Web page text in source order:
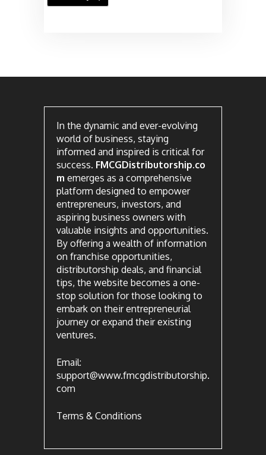
In the dynamic and ever-evolving
world of business, staying
informed and inspired is critical for
success. FMCGDistributorship.co
m emerges as a comprehensive
platform designed to empower
entrepreneurs, investors, and
aspiring business owners with
valuable insights and opportunities.
By offering a wealth of information
on franchise opportunities,
distributorship deals, and financial
tips, the website becomes a one-
stop solution for those looking to
embark on their entrepreneurial
journey or expand their existing
ventures.
Email:
support@www.fmcgdistributorship.
com
Terms & Conditions